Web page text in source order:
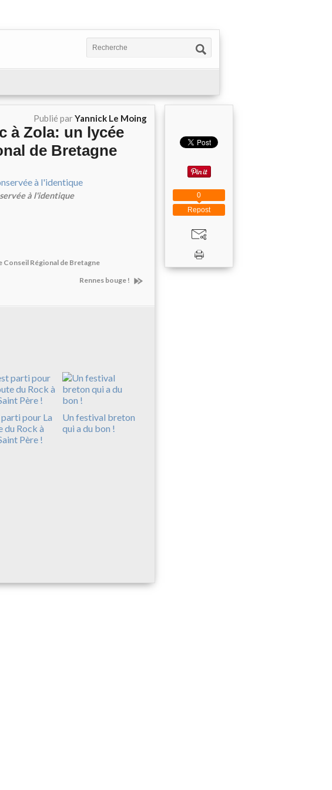
Publié parYannick Le Moing
à Zola: un lycée
de Bretagne
à l'identique
Conseil Régional de Bretagne
Rennes bouge !
pour La
du Rock à
Père !
Un festival breton
qui a du bon !
Repost
0